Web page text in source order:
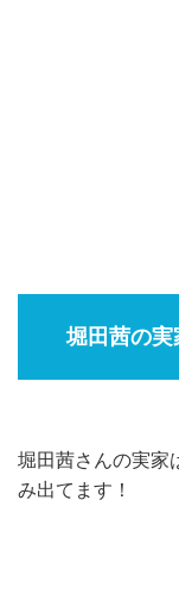
堀田茜の実
堀田茜さんの実家
み出てます！